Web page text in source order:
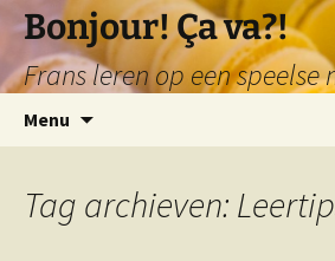
naar
de
inhoud
Bonjour! Ça va?!
Frans leren op een speelse
Menu
Tag archieven: